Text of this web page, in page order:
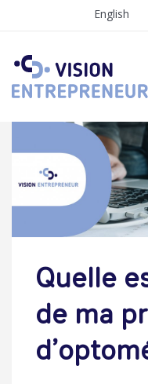
English
Quelle
de ma